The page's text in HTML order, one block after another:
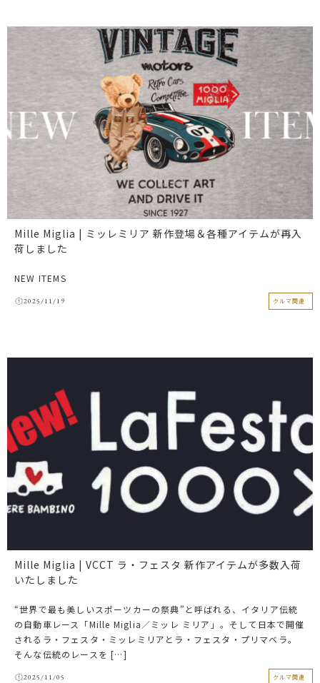
Mille Miglia | ミッレミリア 新作登場＆各種アイテムが再入
荷しました
NEW ITEMS
2025/11/19 クルマ関連
Mille Miglia | VCCT ラ・フェスタ 新作アイテムが多数入荷
いたしました
“世界で最も美しいスポーツカーの祭典”と呼ばれる、イタリア伝統
の自動車レース「Mille Miglia／ミッレ ミリア」。そして日本で開催
されるラ・フェスタ・ミッレミリアとラ・フェスタ・プリマベラ。
そんな伝統のレースを […]
2025/11/05 クルマ関連